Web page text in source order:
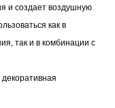
и создает воздушную
как в
так и в комбинации с